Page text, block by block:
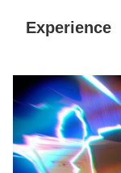
Experience